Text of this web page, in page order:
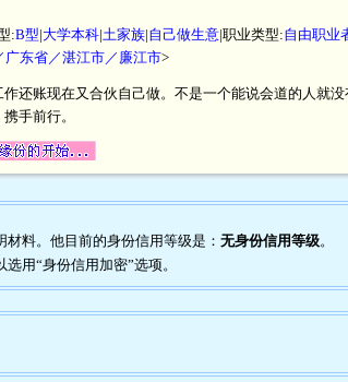
:B型|大学本科|土家族|自己做生意|职业类型:自由职业
广东省／湛江市／廉江市>
还账现在又合伙自己做。不是一个能说会道的人就
手前行。
料。他目前的身份信用等级是： 无身份信用等级。
用“身份信用加密”选项。